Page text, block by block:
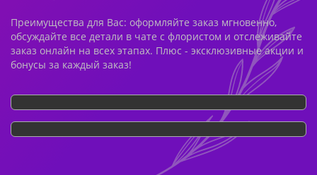
Преимущества для Вас: оформляйте заказ мгновенно,
обсуждайте все детали в чате с флористом и отслеживайте
заказ онлайн на всех этапах. Плюс - эксклюзивные акции и
бонусы за каждый заказ!